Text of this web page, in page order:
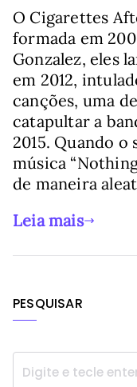
O Cigarettes
formada em
Gonzalez, eles
em 2012,
canções, uma
catapultar a
2015. Quando
música
de maneira
Leia mais
PESQUISAR